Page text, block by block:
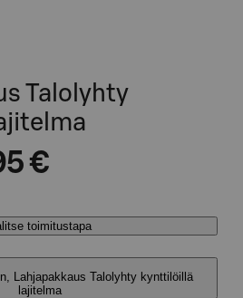
Talolyhty
€
toimitustapa
Lahjapakkaus Talolyhty kynttilöillä
lajitelma